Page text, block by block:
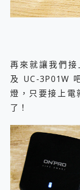
再來就讓我們
及 UC-3P01W
燈，只要接上電
了！